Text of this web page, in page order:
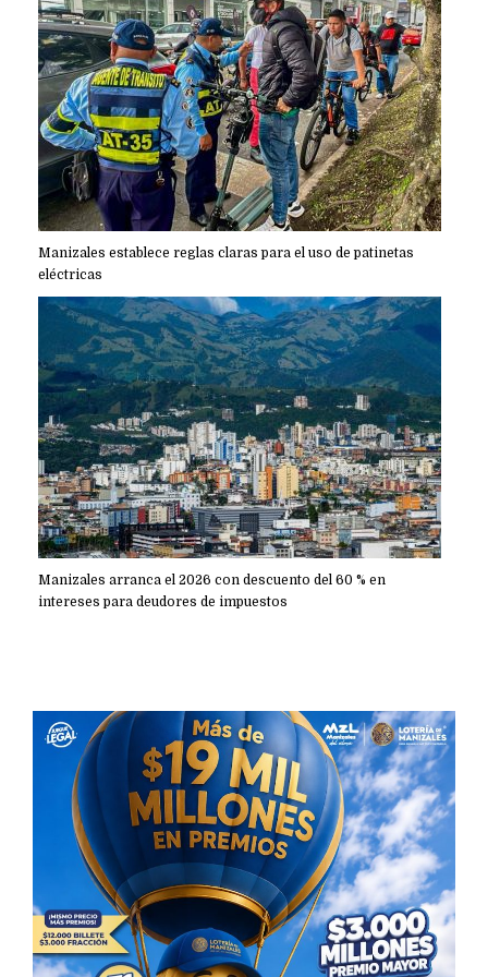
Manizales establece reglas claras para el uso de patinetas
eléctricas
Manizales arranca el 2026 con descuento del 60 % en
intereses para deudores de impuestos